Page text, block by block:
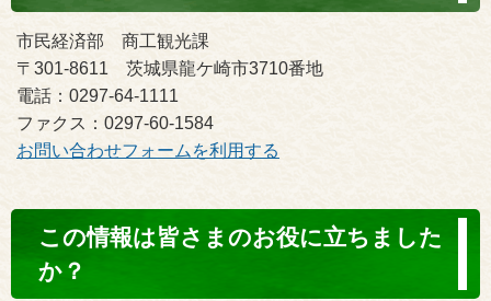
市民経済部 商工観光課
〒301-8611 茨城県龍ケ崎市3710番地
電話：0297-64-1111
ファクス：0297-60-1584
お問い合わせフォームを利用する
ン
この情報は皆さまのお役に立ちました
か？